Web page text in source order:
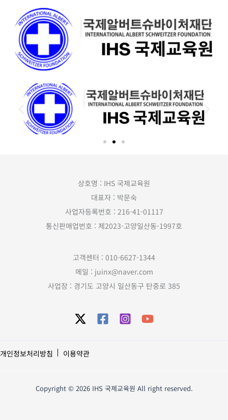
상호명 : IHS 국제교육원
대표자 : 박문숙
사업자등록번호 : 216-41-01117
통신판매업번호 : 제2023-고양일산동-1997호
고객센터 : 010-6627-1344
메일 : juinx@naver.com
사업장 : 경기도 고양시 일산동구 탄중로 385
개인정보처리방침 이용약관
Copyright © 2026 IHS 국제교육원 All right reserved.